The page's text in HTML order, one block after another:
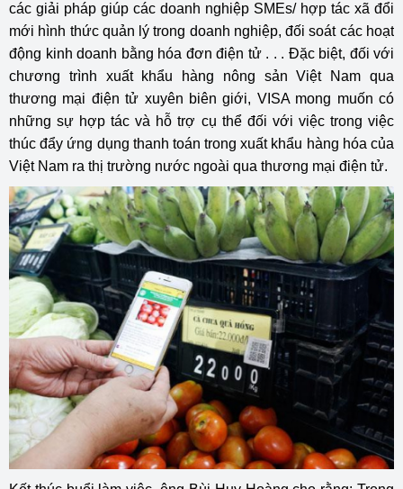
các giải pháp giúp các doanh nghiệp SMEs/ hợp tác xã đổi
mới hình thức quản lý trong doanh nghiệp, đối soát các hoạt
động kinh doanh bằng hóa đơn điện tử . . . Đặc biệt, đối với
chương trình xuất khẩu hàng nông sản Việt Nam qua
thương mại điện tử xuyên biên giới, VISA mong muốn có
những sự hợp tác và hỗ trợ cụ thể đối với việc trong việc
thúc đẩy ứng dụng thanh toán trong xuất khẩu hàng hóa của
Việt Nam ra thị trường nước ngoài qua thương mại điện tử.